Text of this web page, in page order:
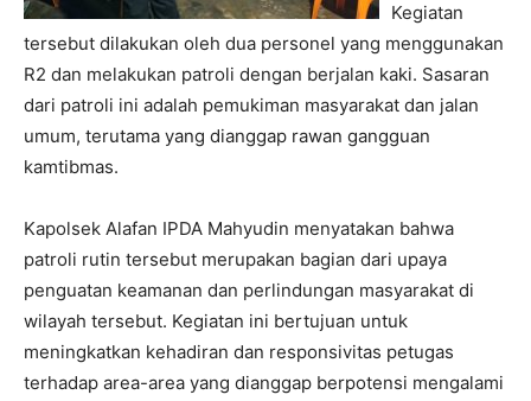
Kegiatan
tersebut dilakukan oleh dua personel yang menggunakan
R2 dan melakukan patroli dengan berjalan kaki. Sasaran
dari patroli ini adalah pemukiman masyarakat dan jalan
umum, terutama yang dianggap rawan gangguan
kamtibmas.
Kapolsek Alafan IPDA Mahyudin menyatakan bahwa
patroli rutin tersebut merupakan bagian dari upaya
penguatan keamanan dan perlindungan masyarakat di
wilayah tersebut. Kegiatan ini bertujuan untuk
meningkatkan kehadiran dan responsivitas petugas
terhadap area-area yang dianggap berpotensi mengalami